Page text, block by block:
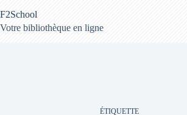
au
contenu
F2School
Votre bibliothèque en ligne
ÉTIQUETTE